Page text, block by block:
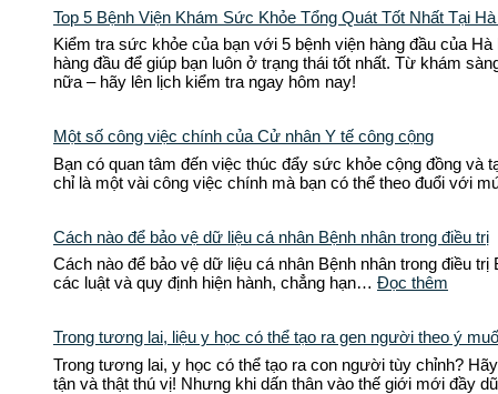
Top 5 Bệnh Viện Khám Sức Khỏe Tổng Quát Tốt Nhất Tại
Kiểm tra sức khỏe của bạn với 5 bệnh viện hàng đầu của
hàng đầu để giúp bạn luôn ở trạng thái tốt nhất. Từ khám
nữa – hãy lên lịch kiểm tra ngay hôm nay!
Một số công việc chính của Cử nhân Y tế công cộng
Bạn có quan tâm đến việc thúc đẩy sức khỏe cộng đồng và
chỉ là một vài công việc chính mà bạn có thể theo đuổi với
Cách nào để bảo vệ dữ liệu cá nhân Bệnh nhân trong điều trị
Cách nào để bảo vệ dữ liệu cá nhân Bệnh nhân trong điều
các luật và quy định hiện hành, chẳng hạn… Đọc thêm
Trong tương lai, liệu y học có thể tạo ra gen người theo ý
Trong tương lai, y học có thể tạo ra con người tùy chỉnh?
tận và thật thú vị! Nhưng khi dấn thân vào thế giới mới đầy